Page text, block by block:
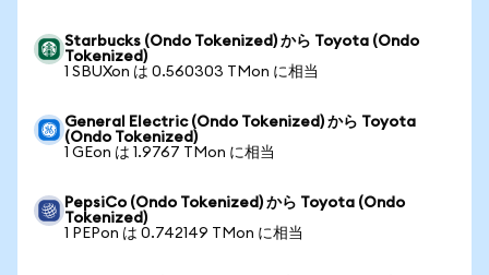
Starbucks (Ondo Tokenized) から Toyota (Ondo
Tokenized)
1 SBUXon は 0.560303 TMon に相当
General Electric (Ondo Tokenized) から Toyota
(Ondo Tokenized)
1 GEon は 1.9767 TMon に相当
PepsiCo (Ondo Tokenized) から Toyota (Ondo
Tokenized)
1 PEPon は 0.742149 TMon に相当